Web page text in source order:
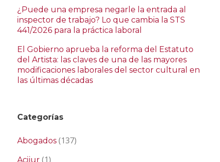
¿Puede una empresa negarle la entrada al
inspector de trabajo? Lo que cambia la STS
441/2026 para la práctica laboral
El Gobierno aprueba la reforma del Estatuto
del Artista: las claves de una de las mayores
modificaciones laborales del sector cultural en
las últimas décadas
Categorías
Abogados (137)
Acijur (1)